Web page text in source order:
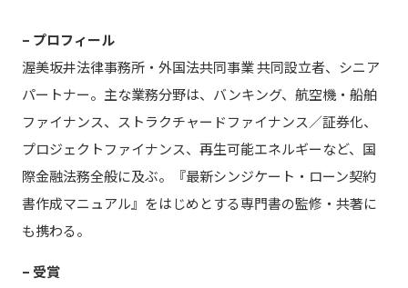
– プロフィール
渥美坂井法律事務所・外国法共同事業 共同設立者、シニア
パートナー。主な業務分野は、バンキング、航空機・船舶
ファイナンス、ストラクチャードファイナンス／証券化、
プロジェクトファイナンス、再生可能エネルギーなど、国
際金融法務全般に及ぶ。『最新シンジケート・ローン契約
書作成マニュアル』をはじめとする専門書の監修・共著に
も携わる。
– 受賞